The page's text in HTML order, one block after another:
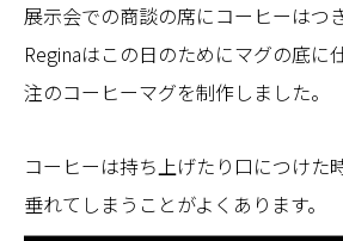
展示会での商談の席にコーヒーはつ
Reginaはこの日のためにマグの底に
注のコーヒーマグを制作しました。
コーヒーは持ち上げたり口につけた
垂れてしまうことがよくあります。